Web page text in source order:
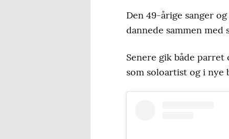
Den 49-årige sanger
dannede sammen med
Senere gik både
som soloartist og i nye